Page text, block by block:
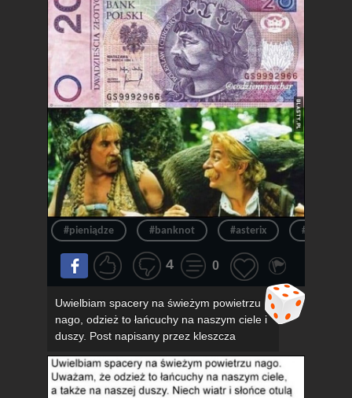
#pieniądze #banknot #asterix #pieniądz
4 0
Uwielbiam spacery na świeżym powietrzu
nago, odzież to łańcuchy na naszym ciele i
duszy. Post napisany przez kleszcza